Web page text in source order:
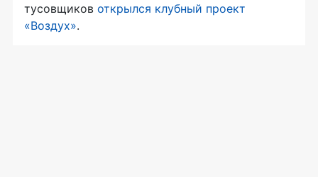
тусовщиков открылся клубный проект
«Воздух».